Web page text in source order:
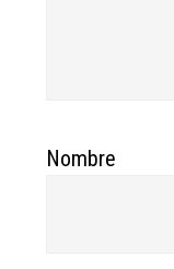
Nombre